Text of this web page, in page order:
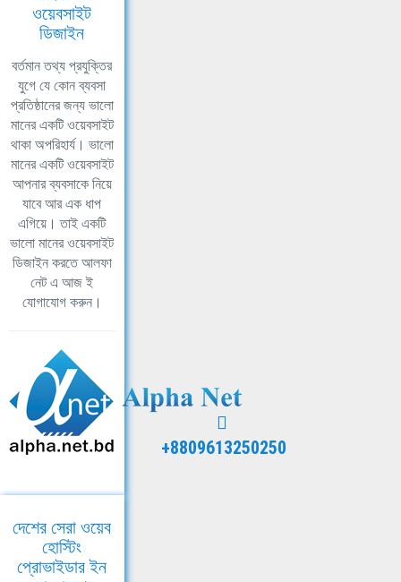
ওয়েবসাইট
ডিজাইন
বর্তমান তথ্য প্রযুক্তির
যুগে যে কোন ব্যবসা
প্রতিষ্ঠানের জন্য ভালো
মানের একটি ওয়েবসাইট
থাকা অপরিহার্য। ভালো
মানের একটি ওয়েবসাইট
আপনার ব্যবসাকে নিয়ে
যাবে আর এক ধাপ
এগিয়ে। তাই একটি
ভালো মানের ওয়েবসাইট
ডিজাইন করতে আলফা
নেট এ আজ ই
যোগাযোগ করুন।
+8809613250250
দেশের সেরা ওয়েব
হোস্টিং
প্রোভাইডার ইন